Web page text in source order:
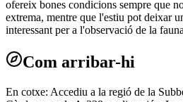
ofereix bones condicions sempre que
extrema, mentre que l'estiu pot deixar
interessant per a l'observació de la
Com arribar-hi
En cotxe: Accediu a la regió de la